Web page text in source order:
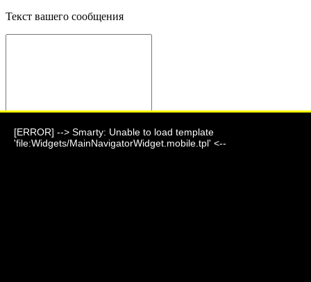
[ERROR] --> Smarty: Unable to load template
'file:Widgets/MainNavigatorWidget.mobile.tpl' <--
Текст вашего сообщения
Отправить сообщение